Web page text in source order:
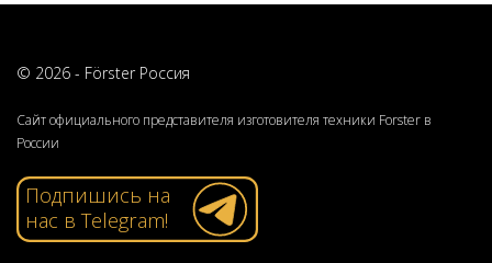
© 2026 - Förster Россия
Сайт официального представителя изготовителя техники Forster в
России
Подпишись на
нас в Telegram!